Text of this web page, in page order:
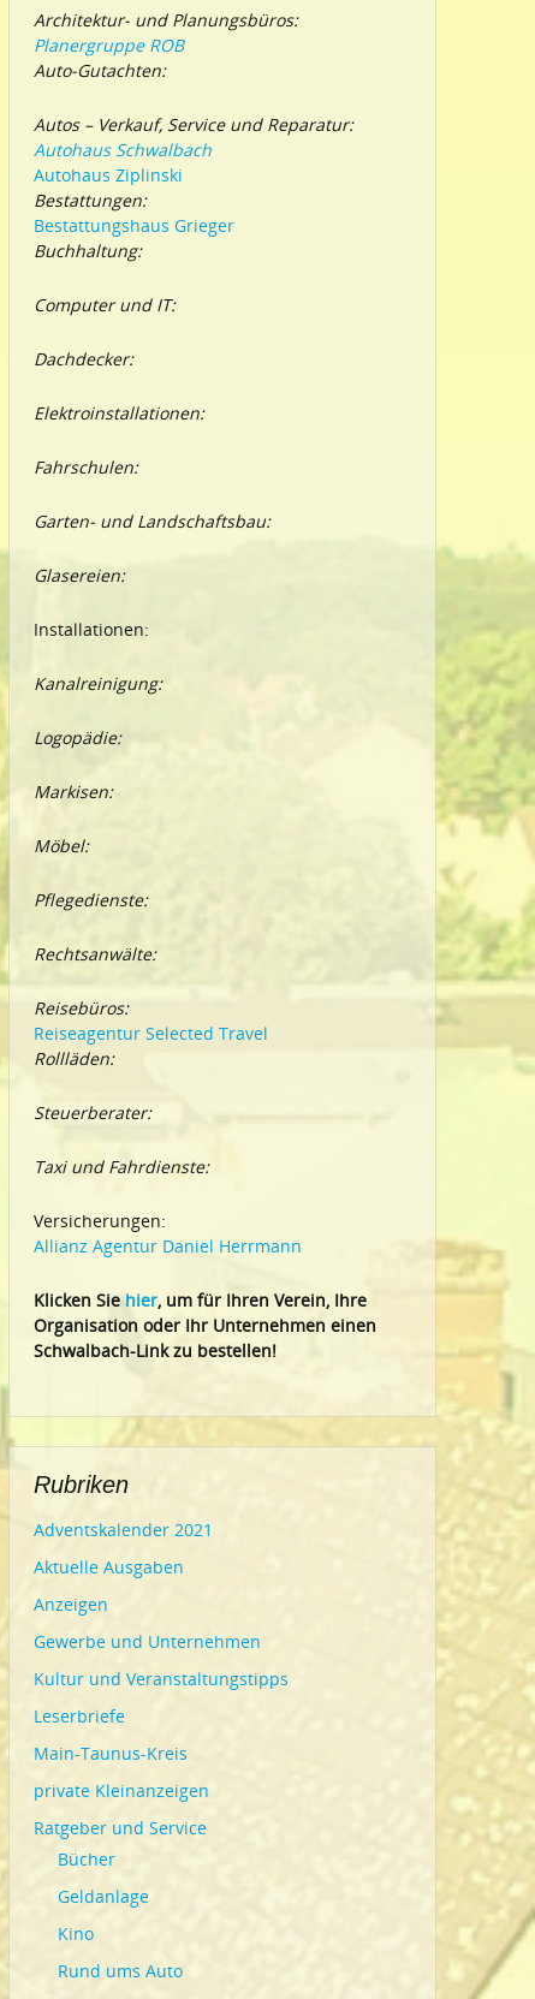
Architektur- und Planungsbüros:
Planergruppe ROB
Auto-Gutachten:
Autos – Verkauf, Service und Reparatur:
Autohaus Schwalbach
Autohaus Ziplinski
Bestattungen:
Bestattungshaus Grieger
Buchhaltung:
Computer und IT:
Dachdecker:
Elektroinstallationen:
Fahrschulen:
Garten- und Landschaftsbau:
Glasereien:
Installationen:
Kanalreinigung:
Logopädie:
Markisen:
Möbel:
Pflegedienste:
Rechtsanwälte:
Reisebüros:
Reiseagentur Selected Travel
Rollläden:
Steuerberater:
Taxi und Fahrdienste:
Versicherungen:
Allianz Agentur Daniel Herrmann
Klicken Siehier, um für Ihren Verein, Ihre
Organisation oder Ihr Unternehmen einen
Schwalbach-Link zu bestellen!
Rubriken
Adventskalender 2021
Aktuelle Ausgaben
Anzeigen
Gewerbe und Unternehmen
Kultur und Veranstaltungstipps
Leserbriefe
Main-Taunus-Kreis
private Kleinanzeigen
Ratgeber und Service
Bücher
Geldanlage
Kino
Rund ums Auto